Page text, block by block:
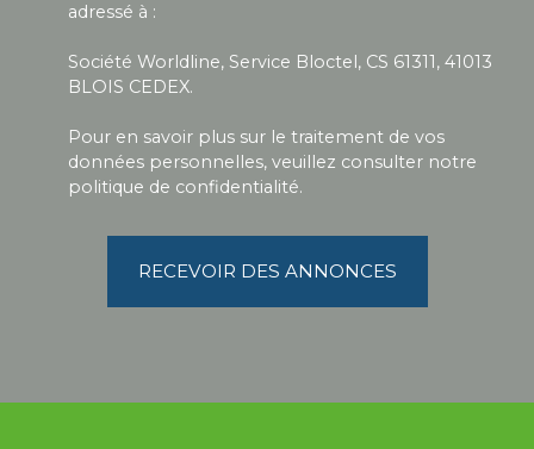
adressé à :
Société Worldline, Service Bloctel, CS 61311, 41013
BLOIS CEDEX.
Pour en savoir plus sur le traitement de vos
données personnelles, veuillez consulter notre
politique de confidentialité.
RECEVOIR DES ANNONCES